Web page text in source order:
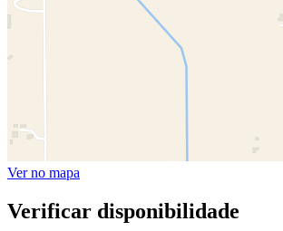
Ver no mapa
Verificar disponibilidade